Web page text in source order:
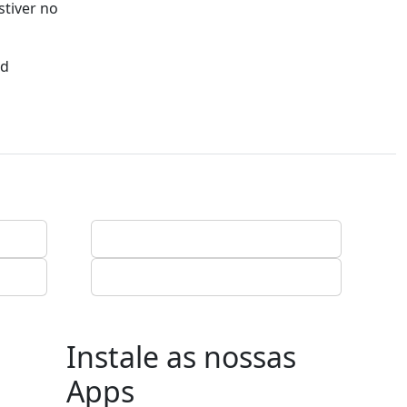
no
Instale as nossas
Apps